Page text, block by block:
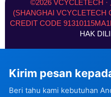
o
k
-
r
a
m
i
n
-
i
©2026 VCYCLETECH ·
(SHANGHAI VCYCLETECH
CREDIT CODE
HAK
Kirim pesan
Beri tahu kami kebutuhan